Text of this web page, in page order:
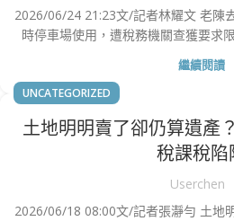
2026/06/24 21:23文/記者林耀文 老陳
時停車場使用，遭稅務機關查獲要求
繼續閱讀
UNCATEGORIZED
土地明明賣了卻仍算遺產
稅課稅陷
Userchen
2026/06/18 08:00文/記者張瀞勻 土地